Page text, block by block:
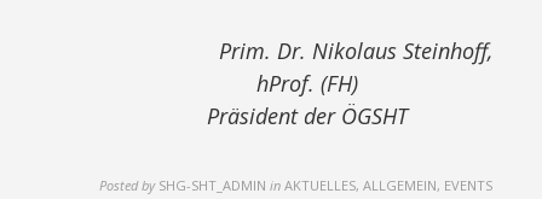
Prim. Dr. Nikolaus Steinhoff,
hProf. (FH)
Präsident der ÖGSHT
Posted by SHG-SHT_ADMIN in AKTUELLES, ALLGEMEIN, EVENTS